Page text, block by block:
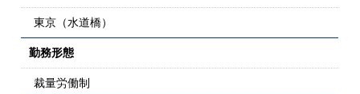
東京（水道橋）
勤務形態
裁量労働制